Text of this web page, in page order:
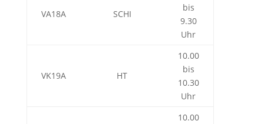
VA18A SCHI
bis
9.30
Uhr
VK19A HT
10.00
bis
10.30
Uhr
10.00